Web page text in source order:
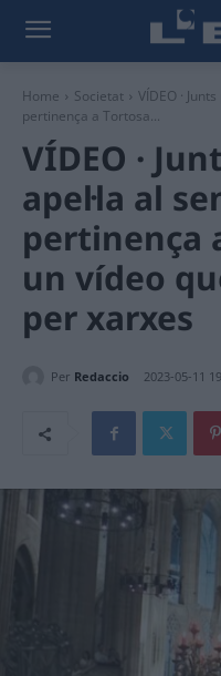
Home Societat
VÍDEO ·
pertinença a Tortosa...
VÍDEO ·
apel·la al
pertinença
un vídeo
per xarxes
Per Redaccio 2023-05-11